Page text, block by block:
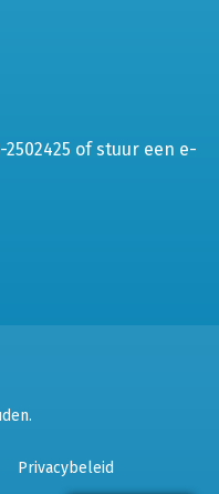
of stuur een e-
Privacybeleid